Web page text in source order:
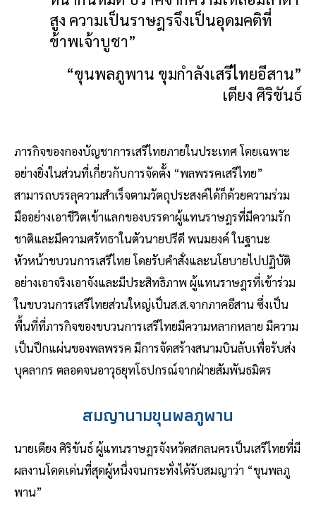
สูง ความเป็นราษฎรจึงเป็นอุดมคติที่
ข้าพเจ้าบูชา”
“ขุนพลภูพาน ขุมกำลังเสรีไทยอีสาน”
เตียง ศิริขันธ์
ภารกิจของกองบัญชาการเสรีไทยภายในประเทศ โดยเฉพาะ
อย่างยิ่งในส่วนที่เกี่ยวกับการจัดตั้ง “พลพรรคเสรีไทย”
สามารถบรรลุความสําเร็จตามวัตถุประสงค์ได้ก็ด้วยความร่วม
มืออย่างเอาชีวิตเข้าแลกของบรรดาผู้แทนราษฎรที่มีความรัก
ชาติและมีความศรัทธาในตัวนายปรีดี พนมยงค์ ในฐานะ
หัวหน้าขบวนการเสรีไทย โดยรับคําสั่งและนโยบายไปปฏิบัติ
อย่างเอาจริงเอาจังและมีประสิทธิภาพ ผู้แทนราษฎรที่เข้าร่วม
ในขบวนการเสรีไทยส่วนใหญ่เป็นส.ส.จากภาคอีสาน ซึ่งเป็น
พื้นที่ที่ภารกิจของขบวนการเสรีไทยมีความหลากหลาย มีความ
เป็นปึกแผ่นของพลพรรค มีการจัดสร้างสนามบินลับเพื่อรับส่ง
บุคลากร ตลอดจนอาวุธยุทโธปกรณ์จากฝ่ายสัมพันธมิตร
สมญานามขุนพลภูพาน
นายเตียง ศิริขันธ์ ผู้แทนราษฎรจังหวัดสกลนครเป็นเสรีไทยที่มี
ผลงานโดดเด่นที่สุดผู้หนึ่งจนกระทั่งได้รับสมญาว่า “ขุนพลภู
พาน”